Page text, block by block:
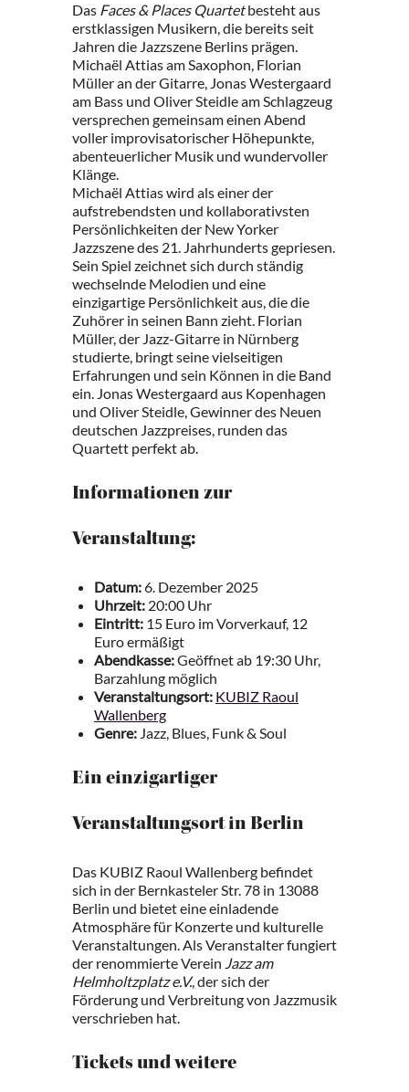
Das Faces & Places Quartetbesteht aus
erstklassigen Musikern, die bereits seit
Jahren die Jazzszene Berlins prägen.
Michaël Attias am Saxophon, Florian
Müller an der Gitarre, Jonas Westergaard
am Bass und Oliver Steidle am Schlagzeug
versprechen gemeinsam einen Abend
voller improvisatorischer Höhepunkte,
abenteuerlicher Musik und wundervoller
Klänge.
Michaël Attias wird als einer der
aufstrebendsten und kollaborativsten
Persönlichkeiten der New Yorker
Jazzszene des 21. Jahrhunderts gepriesen.
Sein Spiel zeichnet sich durch ständig
wechselnde Melodien und eine
einzigartige Persönlichkeit aus, die die
Zuhörer in seinen Bann zieht. Florian
Müller, der Jazz-Gitarre in Nürnberg
studierte, bringt seine vielseitigen
Erfahrungen und sein Können in die Band
ein. Jonas Westergaard aus Kopenhagen
und Oliver Steidle, Gewinner des Neuen
deutschen Jazzpreises, runden das
Quartett perfekt ab.
Informationen zur
Veranstaltung:
Datum:6. Dezember 2025
Uhrzeit: 20:00 Uhr
Eintritt: 15 Euro im Vorverkauf, 12
Euro ermäßigt
Abendkasse:Geöffnet ab 19:30 Uhr,
Barzahlung möglich
Veranstaltungsort: KUBIZ Raoul
Wallenberg
Genre: Jazz, Blues, Funk & Soul
Ein einzigartiger
Veranstaltungsort in Berlin
Das KUBIZ Raoul Wallenberg befindet
sich in der Bernkasteler Str. 78 in 13088
Berlin und bietet eine einladende
Atmosphäre für Konzerte und kulturelle
Veranstaltungen. Als Veranstalter fungiert
der renommierte Verein Jazz am
Helmholtzplatz e.V., der sich der
Förderung und Verbreitung von Jazzmusik
verschrieben hat.
Tickets und weitere